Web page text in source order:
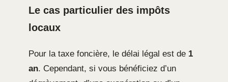
Le cas particulier des impôts
locaux
Pour la taxe foncière, le délai légal est de 1
an. Cependant, si vous bénéficiez d’un